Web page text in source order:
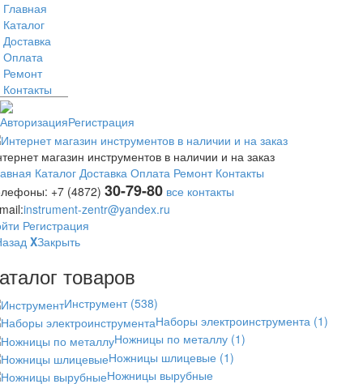
Главная
Каталог
Доставка
Оплата
Ремонт
Контакты
АвторизацияРегистрация
магазин инструментов в наличии и на заказ
Каталог Доставка Оплата Ремонт Контакты
+7 (4872) 30-79-80 все контакты
instrument-zentr@yandex.ru
Регистрация
XЗакрыть
товаров
Инструмент (538)
Наборы электроинструмента (1)
Ножницы по металлу (1)
Ножницы шлицевые (1)
Ножницы вырубные